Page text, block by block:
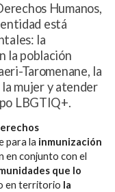
Humanos,
está
la
la población
Taromenane, la
mujer y atender
LBGTIQ+.
para la inmunización
en conjunto con el
que lo
en territorio la